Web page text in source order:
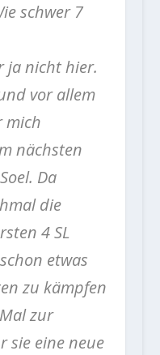
schwer 7
ja nicht hier.
vor allem
mich
nächsten
Da
die
4 SL
etwas
zu kämpfen
zur
sie eine neue